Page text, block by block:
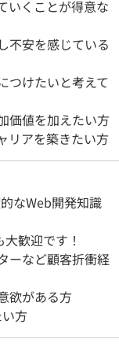
いくことが得意な
不安を感じている
つけたいと考えて
価値を加えたい方
リアを築きたい方
なWeb開発知識
歓迎です！
ーなど顧客折衝経
欲がある方
方